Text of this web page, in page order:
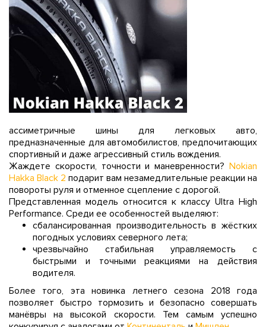
ассиметричные шины для легковых авто,
предназначенные для автомобилистов, предпочитающих
спортивный и даже агрессивный стиль вождения.
Жаждете скорости, точности и маневренности? Nokian
Hakka Black 2 подарит вам незамедлительные реакции на
повороты руля и отменное сцепление с дорогой.
Представленная модель относится к классу Ultra High
Performance. Среди ее особенностей выделяют:
сбалансированная производительность в жёстких
погодных условиях северного лета;
чрезвычайно стабильная управляемость с
быстрыми и точными реакциями на действия
водителя.
Более того, эта новинка летнего сезона 2018 года
позволяет быстро тормозить и безопасно совершать
манёвры на высокой скорости. Тем самым успешно